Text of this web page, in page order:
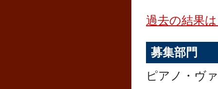
過去の結果
募集部門
ピアノ・ヴ